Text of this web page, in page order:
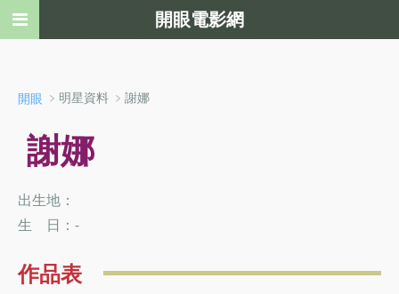
開眼 ﹥明星資料 ﹥謝娜
謝娜
出生地：
生 日：-
作品表
開眼電影網